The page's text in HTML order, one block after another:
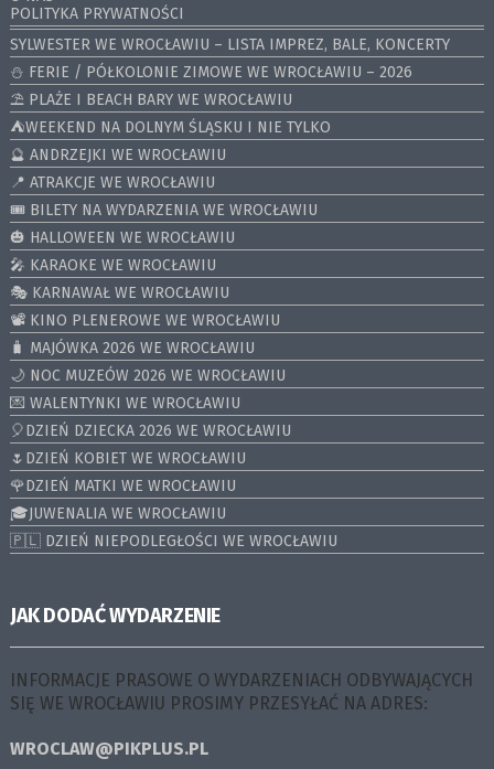
POLITYKA PRYWATNOŚCI
SYLWESTER WE WROCŁAWIU – LISTA IMPREZ, BALE, KONCERTY
⛄️ FERIE / PÓŁKOLONIE ZIMOWE WE WROCŁAWIU – 2026
⛱️ PLAŻE I BEACH BARY WE WROCŁAWIU
⛺️WEEKEND NA DOLNYM ŚLĄSKU I NIE TYLKO
🔮 ANDRZEJKI WE WROCŁAWIU
📍 ATRAKCJE WE WROCŁAWIU
🎟️ BILETY NA WYDARZENIA WE WROCŁAWIU
🎃 HALLOWEEN WE WROCŁAWIU
🎤 KARAOKE WE WROCŁAWIU
🎭 KARNAWAŁ WE WROCŁAWIU
📽️ KINO PLENEROWE WE WROCŁAWIU
🧳 MAJÓWKA 2026 WE WROCŁAWIU
🌙 NOC MUZEÓW 2026 WE WROCŁAWIU
💌 WALENTYNKI WE WROCŁAWIU
🎈DZIEŃ DZIECKA 2026 WE WROCŁAWIU
🌷DZIEŃ KOBIET WE WROCŁAWIU
🌹DZIEŃ MATKI WE WROCŁAWIU
🎓JUWENALIA WE WROCŁAWIU
🇵🇱 DZIEŃ NIEPODLEGŁOŚCI WE WROCŁAWIU
JAK DODAĆ WYDARZENIE
INFORMACJE PRASOWE O WYDARZENIACH ODBYWAJĄCYCH
SIĘ WE WROCŁAWIU PROSIMY PRZESYŁAĆ NA ADRES:
WROCLAW@PIKPLUS.PL